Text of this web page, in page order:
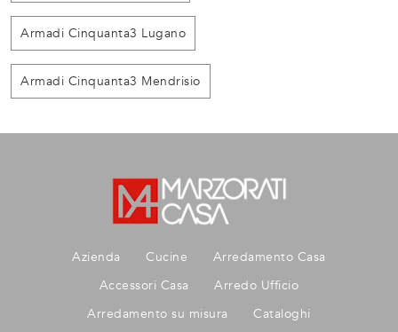
Armadi Cinquanta3 Lugano
Armadi Cinquanta3 Mendrisio
Azienda Cucine
Arredamento Casa
Accessori Casa
Arredo Ufficio
Arredamento su misura
Cataloghi